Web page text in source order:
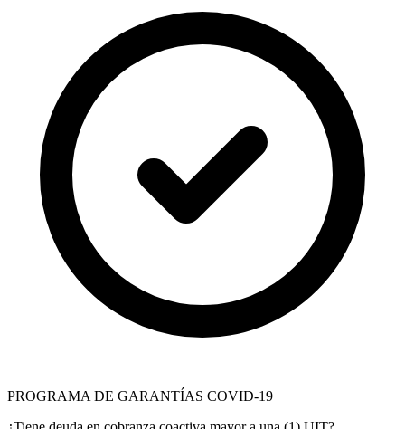
PROGRAMA DE GARANTÍAS COVID-19